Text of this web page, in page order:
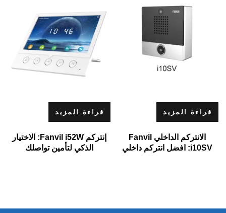
قراءة المزيد
الانتركم الداخلي Fanvil
i10SV: افضل انتركم داخلي
قراءة المزيد
إنتركم Fanvil i52W: الاختيار
الذكي لتأمين تواصلك